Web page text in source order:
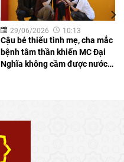
29/06/2026 10:13
Cậu bé thiếu tình mẹ, cha mắc
bệnh tâm thần khiến MC Đại
Nghĩa không cầm được nước